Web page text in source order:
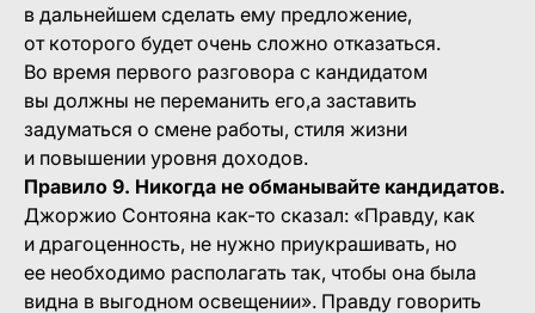
в дальнейшем сделать ему предложение,
от которого будет очень сложно отказаться.
Во время первого разговора с кандидатом
вы должны не переманить его,а заставить
задуматься о смене работы, стиля жизни
и повышении уровня доходов.
Правило 9. Никогда не обманывайте кандидатов.
Джоржио Сонтояна как-то сказал: «Правду, как
и драгоценность, не нужно приукрашивать, но
ее необходимо располагать так, чтобы она была
видна в выгодном освещении». Правду говорить